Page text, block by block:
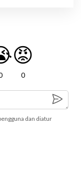
😡
0
dan diatur